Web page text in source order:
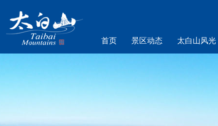
首页 景区动态 太白山风光